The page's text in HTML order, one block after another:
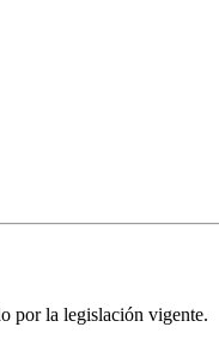
por la legislación vigente.